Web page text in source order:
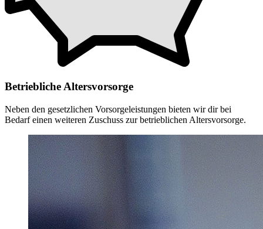
Betriebliche Altersvorsorge
Neben den gesetzlichen Vorsorgeleistungen bieten wir dir bei
Bedarf einen weiteren Zuschuss zur betrieblichen Altersvorsorge.